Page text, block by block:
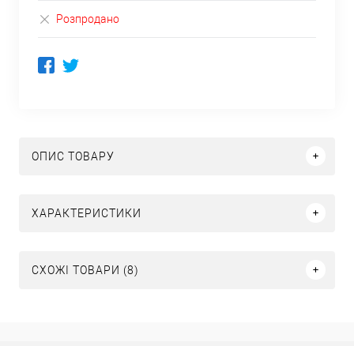
Розпродано
ОПИС ТОВАРУ
ХАРАКТЕРИСТИКИ
СХОЖІ ТОВАРИ (8)